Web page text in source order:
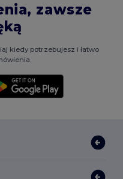
zawsze
kiedy potrzebujesz i łatwo